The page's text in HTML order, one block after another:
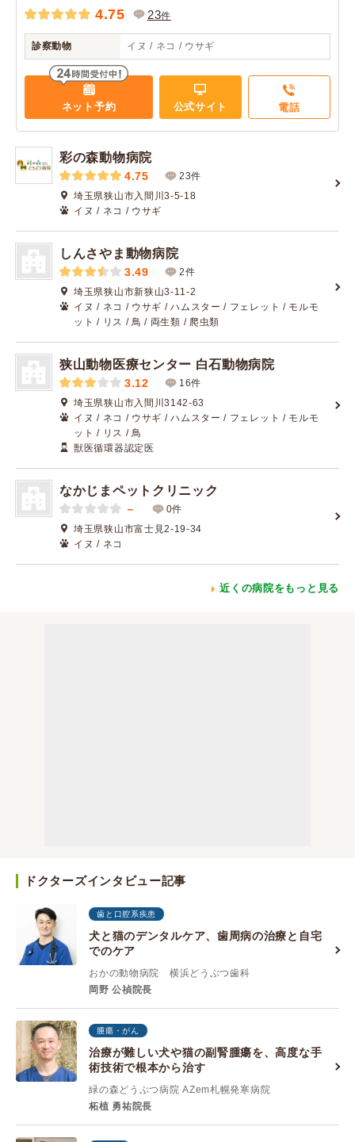
4.75 23件
診察動物 イヌ / ネコ / ウサギ
ネット予約 公式サイト 電話
彩の森動物病院
4.75
23件
埼玉県狭山市入間川3-5-18
イヌ / ネコ / ウサギ
しんさやま動物病院
3.49
2件
埼玉県狭山市新狭山3-11-2
イヌ / ネコ / ウサギ / ハムスター / フェレット / モルモ
ット / リス / 鳥 / 両生類 / 爬虫類
狭山動物医療センター 白石動物病院
3.12
16件
埼玉県狭山市入間川3142-63
イヌ / ネコ / ウサギ / ハムスター / フェレット / モルモ
ット / リス / 鳥
獣医循環器認定医
なかじまペットクリニック
－
0件
埼玉県狭山市富士見2-19-34
イヌ / ネコ
近くの病院をもっと見る
ドクターズインタビュー記事
歯と口腔系疾患
犬と猫のデンタルケア、歯周病の治療と自宅
でのケア
おかの動物病院 横浜どうぶつ歯科
岡野 公禎院長
腫瘍・がん
治療が難しい犬や猫の副腎腫瘍を、高度な手
術技術で根本から治す
緑の森どうぶつ病院 AZem札幌発寒病院
柘植 勇祐院長